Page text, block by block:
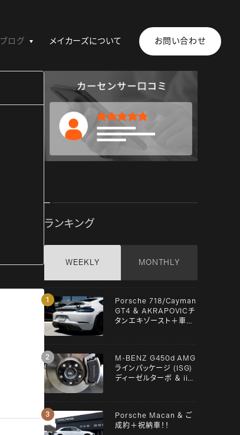
ブログ メイカーズについて お問い合わせ
ランキング
WEEKLY MONTHLY
Porsche 718/Cayman
GT4 ＆ AKRAPOVICチ
タンエキゾースト＋車検
M-BENZ G450d AMG
ラインパッケージ (ISG)
ディーゼルターボ ＆ iiD
Porsche Macan ＆ ご
成約＋祝納車！！